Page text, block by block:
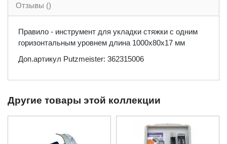
Отзывы ()
Правило - инструмент для укладки стяжки с одним
горизонтальным уровнем длина 1000х80х17 мм
Доп.артикул Putzmeister: 362315006
Другие товары этой коллекции